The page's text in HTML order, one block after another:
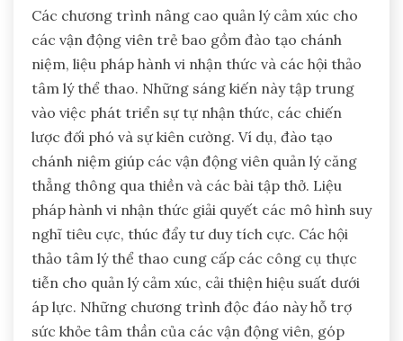
Các chương trình nâng cao quản lý cảm xúc cho
các vận động viên trẻ bao gồm đào tạo chánh
niệm, liệu pháp hành vi nhận thức và các hội thảo
tâm lý thể thao. Những sáng kiến này tập trung
vào việc phát triển sự tự nhận thức, các chiến
lược đối phó và sự kiên cường. Ví dụ, đào tạo
chánh niệm giúp các vận động viên quản lý căng
thẳng thông qua thiền và các bài tập thở. Liệu
pháp hành vi nhận thức giải quyết các mô hình suy
nghĩ tiêu cực, thúc đẩy tư duy tích cực. Các hội
thảo tâm lý thể thao cung cấp các công cụ thực
tiễn cho quản lý cảm xúc, cải thiện hiệu suất dưới
áp lực. Những chương trình độc đáo này hỗ trợ
sức khỏe tâm thần của các vận động viên, góp